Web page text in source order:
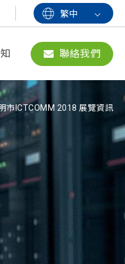
繁中
聯絡我們
市ICTCOMM 2018 展覽資訊